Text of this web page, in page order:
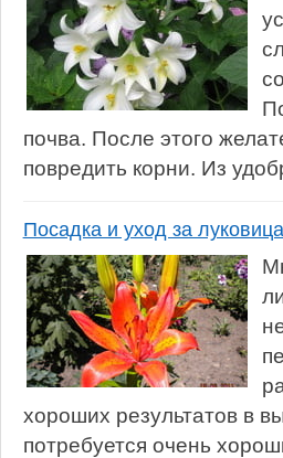
почва. После этого
повредить корни. Из
Посадка и уход за
хороших результатов в
потребуется очень